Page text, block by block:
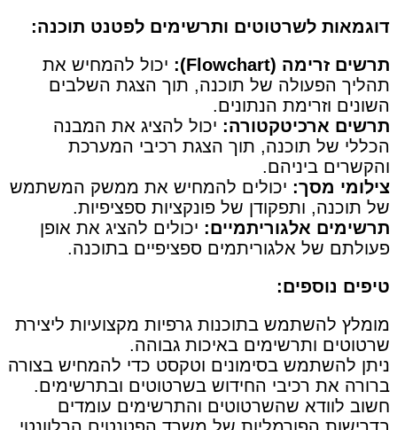
דוגמאות לשרטוטים ותרשימים לפטנט תוכנה:
תרשים זרימה (Flowchart):
יכול להמחיש את
תהליך הפעולה של תוכנה, תוך הצגת השלבים
השונים וזרימת הנתונים.
תרשים ארכיטקטורה: יכול להציג את המבנה
הכללי של תוכנה, תוך הצגת רכיבי המערכת
והקשרים ביניהם.
צילומי מסך: יכולים להמחיש את ממשק המשתמש
של תוכנה, ותפקודן של פונקציות ספציפיות.
תרשימים אלגוריתמיים: יכולים להציג את אופן
פעולתם של אלגוריתמים ספציפיים בתוכנה.
טיפים נוספים:
מומלץ להשתמש בתוכנות גרפיות מקצועיות ליצירת
שרטוטים ותרשימים באיכות גבוהה.
ניתן להשתמש בסימונים וטקסט כדי להמחיש בצורה
ברורה את רכיבי החידוש בשרטוטים ובתרשימים.
חשוב לוודא שהשרטוטים והתרשימים עומדים